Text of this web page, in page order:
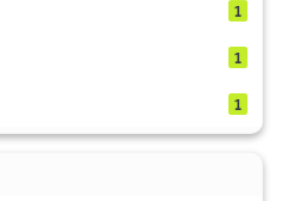
1
1
1